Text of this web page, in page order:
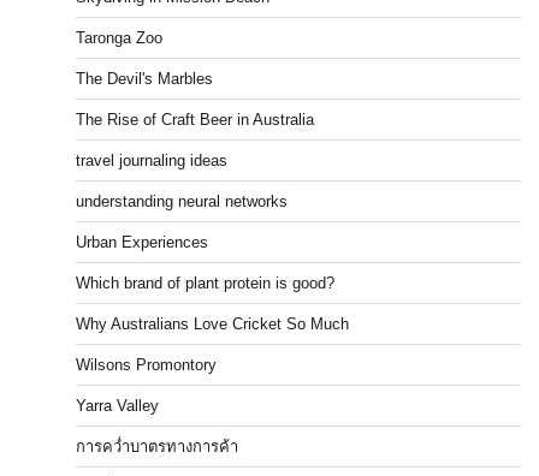
Taronga Zoo
The Devil's Marbles
The Rise of Craft Beer in Australia
travel journaling ideas
understanding neural networks
Urban Experiences
Which brand of plant protein is good?
Why Australians Love Cricket So Much
Wilsons Promontory
Yarra Valley
การคว่ำบาตรทางการค้า